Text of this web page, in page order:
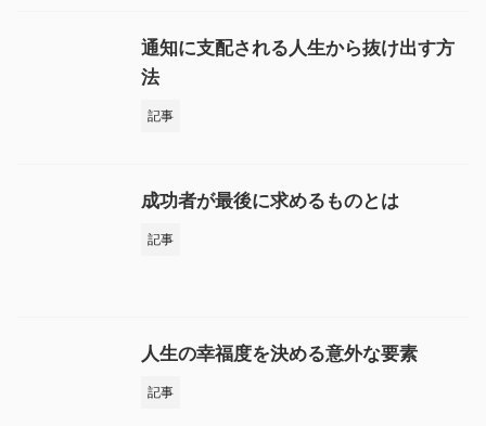
通知に支配される人生から抜け出す方
法
記事
成功者が最後に求めるものとは
記事
人生の幸福度を決める意外な要素
記事